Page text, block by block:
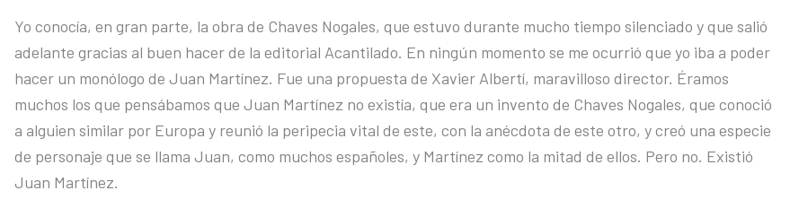
Yo conocía, en gran parte, la obra de Chaves Nogales, que estuvo durante mucho tiempo silenciado y que salió
adelante gracias al buen hacer de la editorial Acantilado. En ningún momento se me ocurrió que yo iba a poder
hacer un monólogo de Juan Martínez. Fue una propuesta de Xavier Albertí, maravilloso director. Éramos
muchos los que pensábamos que Juan Martínez no existía, que era un invento de Chaves Nogales, que conoció
a alguien similar por Europa y reunió la peripecia vital de este, con la anécdota de este otro, y creó una especie
de personaje que se llama Juan, como muchos españoles, y Martínez como la mitad de ellos. Pero no. Existió
Juan Martínez.